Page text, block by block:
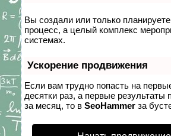
Вы создали или только
процесс, а целый комплекс
системах.
Ускорение продвижения
Если вам трудно попасть на
десятки раз, а первые
за месяц, то в SeoHammer за